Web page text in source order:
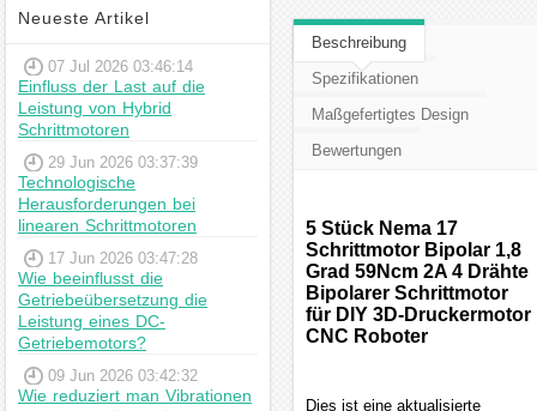
Neueste Artikel
07 Jul 2026 03:46:14
Einfluss der Last auf die
Leistung von Hybrid
Schrittmotoren
29 Jun 2026 03:37:39
Technologische
Herausforderungen bei
linearen Schrittmotoren
17 Jun 2026 03:47:28
Wie beeinflusst die
Getriebeübersetzung die
Leistung eines DC-
Getriebemotors?
09 Jun 2026 03:42:32
Wie reduziert man Vibrationen
Beschreibung
Spezifikationen
Maßgefertigtes Design
Bewertungen
5 Stück Nema 17
Schrittmotor Bipolar 1,8
Grad 59Ncm 2A 4 Drähte
Bipolarer Schrittmotor
für DIY 3D-Druckermotor
CNC Roboter
Dies ist eine aktualisierte